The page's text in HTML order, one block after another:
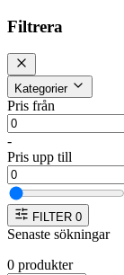
Filtrera
Kategorier
Pris från
-
Pris upp till
FILTER 0
Senaste sökningar
0 produkter